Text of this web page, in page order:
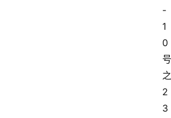
-
1
0
号
之
2
3